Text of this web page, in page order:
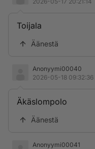
Toijala
Äänestä
Anonyymi00040
2026-05-18 09:32:36
Äkäslompolo
Äänestä
Anonyymi00041